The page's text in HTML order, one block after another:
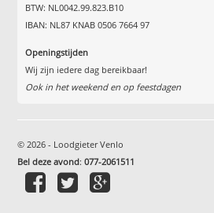
BTW: NL0042.99.823.B10
IBAN: NL87 KNAB 0506 7664 97
Openingstijden
Wij zijn iedere dag bereikbaar!
Ook in het weekend en op feestdagen
© 2026 - Loodgieter Venlo
Bel deze avond:077-2061511